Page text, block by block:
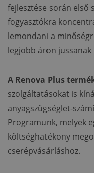
fejlesztése során első
fogyasztókra
lemondani a
legjobb áron
A Renova Plus
szolgáltatásokat is
anyagszügséglet-
Programunk, melyek
költséghatékony
cserépvásárláshoz.